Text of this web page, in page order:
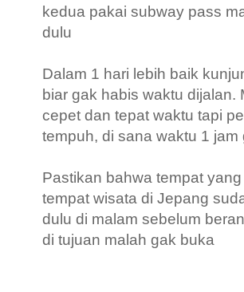
kedua pakai subway pass
dulu
Dalam 1 hari lebih baik
biar gak habis waktu
cepet dan tepat waktu tapi
tempuh, di sana waktu 1 jam
Pastikan bahwa tempat
tempat wisata di Jepang
dulu di malam sebelum
di tujuan malah gak buka